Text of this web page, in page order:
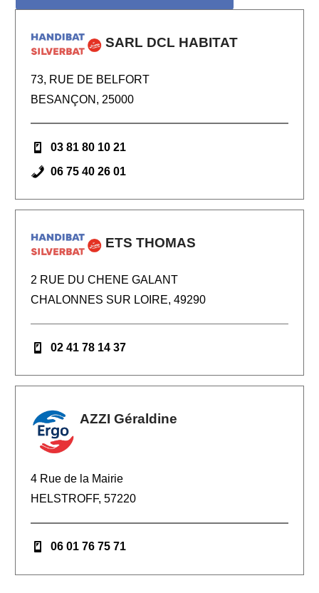
SARL DCL HABITAT
73, RUE DE BELFORT
BESANÇON, 25000
03 81 80 10 21
06 75 40 26 01
ETS THOMAS
2 RUE DU CHENE GALANT
CHALONNES SUR LOIRE, 49290
02 41 78 14 37
AZZI Géraldine
4 Rue de la Mairie
HELSTROFF, 57220
06 01 76 75 71